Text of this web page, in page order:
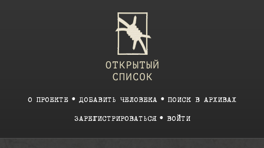
О ПРОЕКТЕ ДОБАВИТЬ ЧЕЛОВЕКА ПОИСК В АРХИВАХ
ЗАРЕГИСТРИРОВАТЬСЯ ВОЙТИ